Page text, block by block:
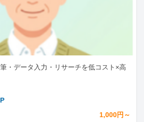
・データ入力・リサーチを低コスト×高
1,000円～